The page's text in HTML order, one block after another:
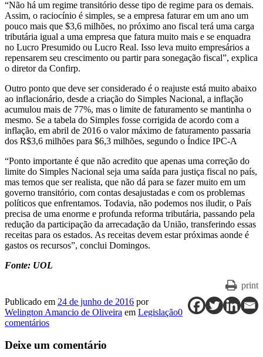
“Não há um regime transitório desse tipo de regime para os demais.
Assim, o raciocínio é simples, se a empresa faturar em um ano um
pouco mais que $3,6 milhões, no próximo ano fiscal terá uma carga
tributária igual a uma empresa que fatura muito mais e se enquadra
no Lucro Presumido ou Lucro Real. Isso leva muito empresários a
repensarem seu crescimento ou partir para sonegação fiscal”, explica
o diretor da Confirp.
Outro ponto que deve ser considerado é o reajuste está muito abaixo
ao inflacionário, desde a criação do Simples Nacional, a inflação
acumulou mais de 77%, mas o limite de faturamento se mantinha o
mesmo. Se a tabela do Simples fosse corrigida de acordo com a
inflação, em abril de 2016 o valor máximo de faturamento passaria
dos R$3,6 milhões para $6,3 milhões, segundo o Índice IPC-A
“Ponto importante é que não acredito que apenas uma correção do
limite do Simples Nacional seja uma saída para justiça fiscal no país,
mas temos que ser realista, que não dá para se fazer muito em um
governo transitório, com contas desajustadas e com os problemas
políticos que enfrentamos. Todavia, não podemos nos iludir, o País
precisa de uma enorme e profunda reforma tributária, passando pela
redução da participação da arrecadação da União, transferindo essas
receitas para os estados. As receitas devem estar próximas aonde é
gastos os recursos”, conclui Domingos.
Fonte: UOL
print
Publicado em 24 de junho de 2016 por
Welington Amancio de Oliveira em Legislação0
comentários
Deixe um comentário